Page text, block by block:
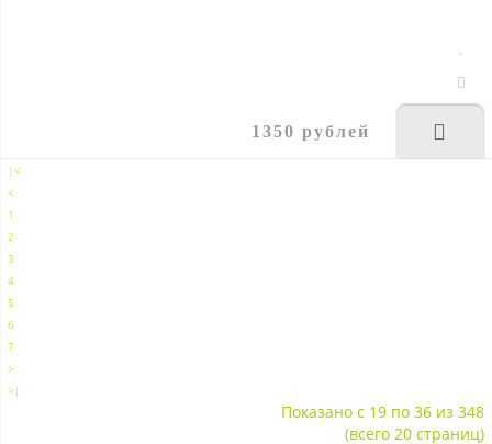
1350 рублей
|<
<
1
2
3
4
5
6
7
>
>|
Показано с 19 по 36 из 348
(всего 20 страниц)